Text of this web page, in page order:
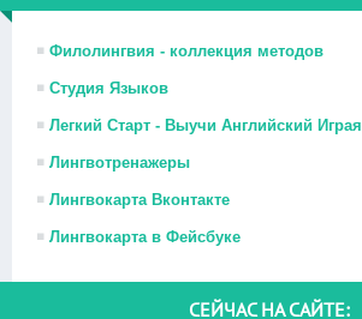
Филолингвия - коллекция методов
Студия Языков
Легкий Старт - Выучи Английский Играя
Лингвотренажеры
Лингвокарта Вконтакте
Лингвокарта в Фейсбуке
СЕЙЧАС НА САЙТЕ: